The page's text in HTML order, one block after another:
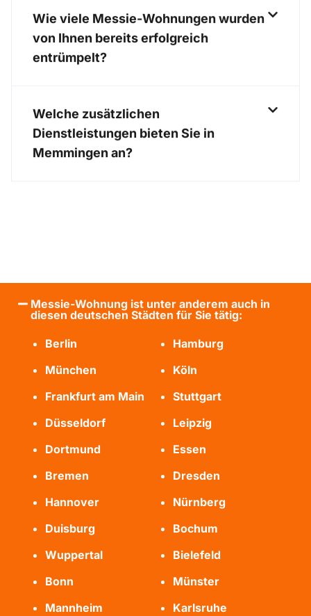
Wie viele Messie-Wohnungen wurden
von Ihnen bereits erfolgreich
entrümpelt?
Welche zusätzlichen
Dienstleistungen bieten Sie in
Memmingen an?
Messie-Wohnung ist unter anderem auch in
diesen deutschen Städten für Sie tätig:
Berlin
Hamburg
München
Köln
Frankfurt am Main
Stuttgart
Düsseldorf
Leipzig
Dortmund
Essen
Bremen
Dresden
Hannover
Nürnberg
Duisburg
Bochum
Wuppertal
Bielefeld
Bonn
Münster
Mannheim
Karlsruhe